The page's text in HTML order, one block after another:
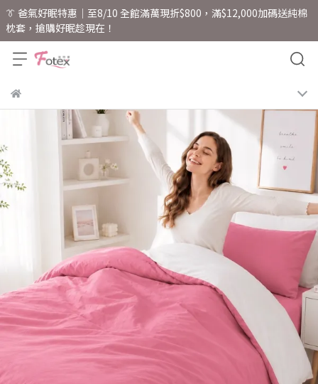
👔 爸氣好眠特惠｜至8/10 全館滿萬現折$800，滿$12,000加碼送純棉
枕套，搶購好眠趁現在！